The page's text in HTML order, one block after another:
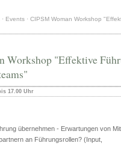
· Events · CIPSM Woman Workshop
Workshop "Effektive
17.00 Uhr
übernehmen - Erwartungen von
an Führungsrollen? (Input,